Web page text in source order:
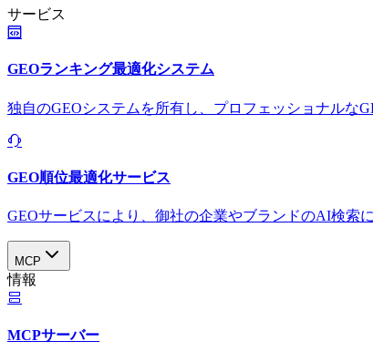
サービス
GEOランキング最適化システム
独自のGEOシステムを所有し、プロフェッショナルな
GEO順位最適化サービス
GEOサービスにより、御社の企業やブランドのAI検索
MCP
情報
MCPサーバー